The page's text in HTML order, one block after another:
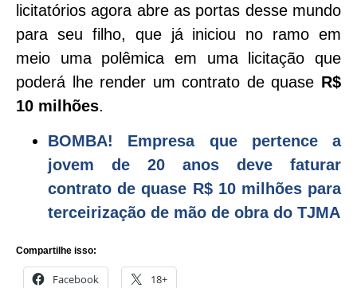
licitatórios agora abre as portas desse mundo
para seu filho, que já iniciou no ramo em
meio uma polêmica em uma licitação que
poderá lhe render um contrato de quase R$
10 milhões.
BOMBA! Empresa que pertence a
jovem de 20 anos deve faturar
contrato de quase R$ 10 milhões para
terceirização de mão de obra do TJMA
Compartilhe isso:
Facebook 18+